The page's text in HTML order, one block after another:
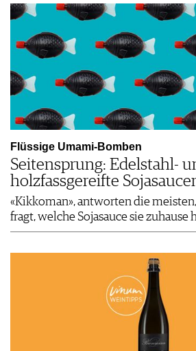
Flüssige Umami-Bomben
Seitensprung: Edelstahl-
holzfassgereifte
«Kikkoman», antworten die
fragt, welche Sojasauce sie zuhause